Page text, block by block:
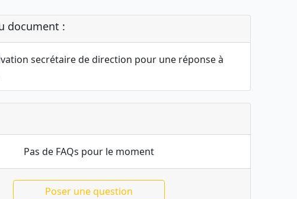
document :
secrétaire de direction pour une réponse à
Pas de FAQs pour le moment
Poser une question